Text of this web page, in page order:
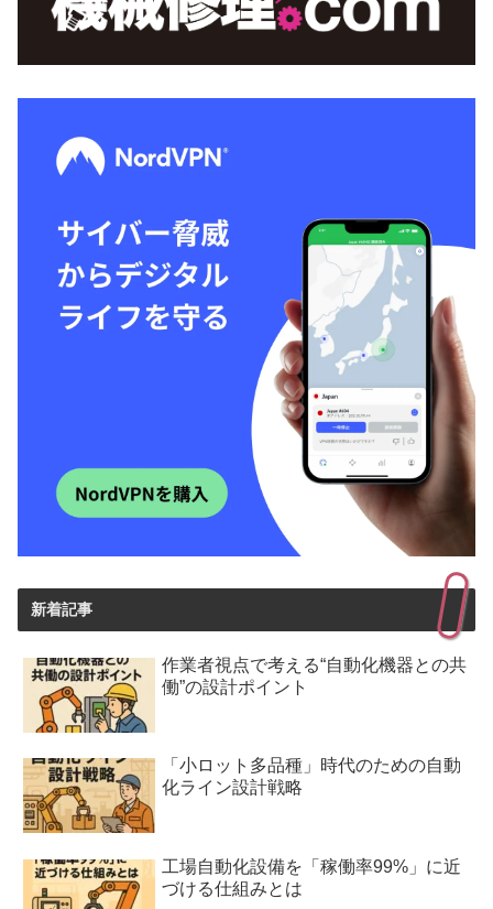
新着記事
作業者視点で考える“自動化機器との共
働”の設計ポイント
「小ロット多品種」時代のための自動
化ライン設計戦略
工場自動化設備を「稼働率99%」に近
づける仕組みとは